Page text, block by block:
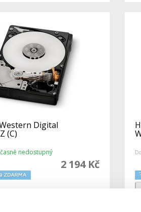
Digital
(C)
nedostupný
2 194 Kč